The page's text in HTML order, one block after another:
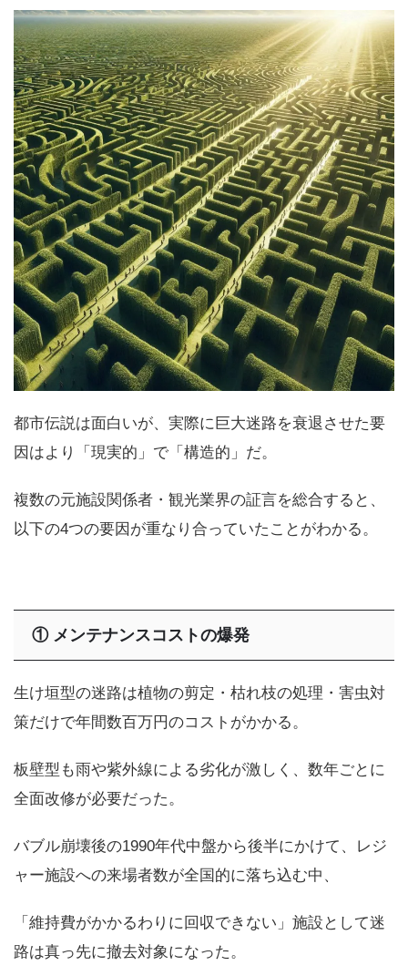
都市伝説は面白いが、実際に巨大迷路を衰退させた要
因はより「現実的」で「構造的」だ。
複数の元施設関係者・観光業界の証言を総合すると、
以下の4つの要因が重なり合っていたことがわかる。
① メンテナンスコストの爆発
生け垣型の迷路は植物の剪定・枯れ枝の処理・害虫対
策だけで年間数百万円のコストがかかる。
板壁型も雨や紫外線による劣化が激しく、数年ごとに
全面改修が必要だった。
バブル崩壊後の1990年代中盤から後半にかけて、レジ
ャー施設への来場者数が全国的に落ち込む中、
「維持費がかかるわりに回収できない」施設として迷
路は真っ先に撤去対象になった。